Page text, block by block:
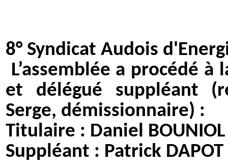
8° Syndicat Audois
L’assemblée a procédé
et délégué suppléant
Serge, démissionnaire) :
Titulaire : Daniel BOUNIOL
Suppléant : Patrick DAPOT